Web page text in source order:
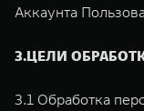
Аккаунта
3.ЦЕЛИ
3.1 Обработка